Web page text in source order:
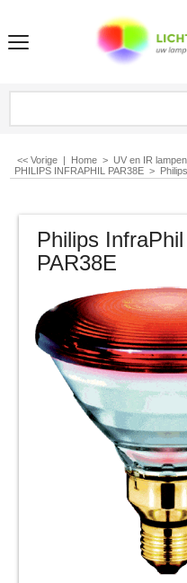
<< Vorige | Home > UV en IR lampen
PHILIPS INFRAPHIL PAR38E >
Philips
PAR38E